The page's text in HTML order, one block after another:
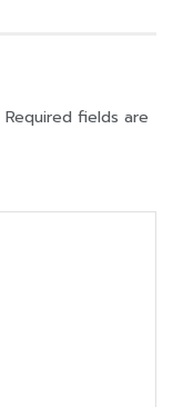
Required fields are